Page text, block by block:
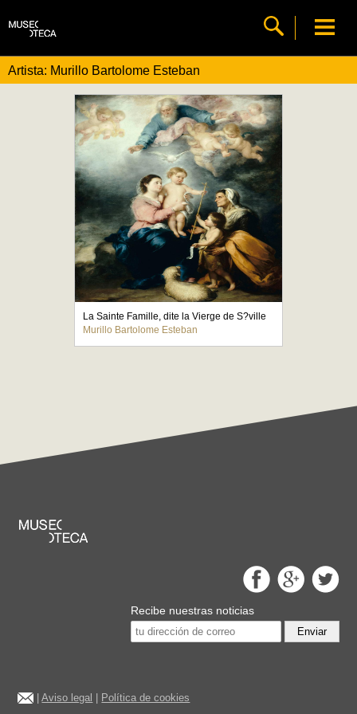
Artista: Murillo Bartolome Esteban
La Sainte Famille, dite la Vierge de S?ville
Murillo Bartolome Esteban
Recibe nuestras noticias
Enviar
|Aviso legal Política de cookies